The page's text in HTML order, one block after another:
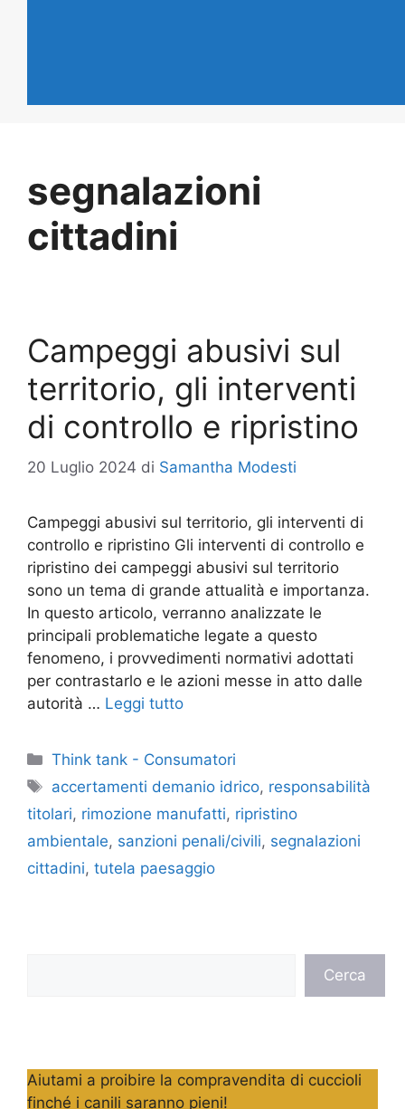
segnalazioni
cittadini
Campeggi abusivi sul
territorio, gli interventi
di controllo e ripristino
20 Luglio 2024 di Samantha Modesti
Campeggi abusivi sul territorio, gli interventi di
controllo e ripristino Gli interventi di controllo e
ripristino dei campeggi abusivi sul territorio
sono un tema di grande attualità e importanza.
In questo articolo, verranno analizzate le
principali problematiche legate a questo
fenomeno, i provvedimenti normativi adottati
per contrastarlo e le azioni messe in atto dalle
autorità … Leggi tutto
Categorie
Think tank - Consumatori
Tag
accertamenti demanio idrico, responsabilità
titolari, rimozione manufatti, ripristino
ambientale, sanzioni penali/civili, segnalazioni
cittadini, tutela paesaggio
Cerca
Aiutami a proibire la compravendita di cuccioli
finché i canili saranno pieni!